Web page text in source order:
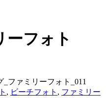
ーフォト
, ビーチフォト , ファミリー